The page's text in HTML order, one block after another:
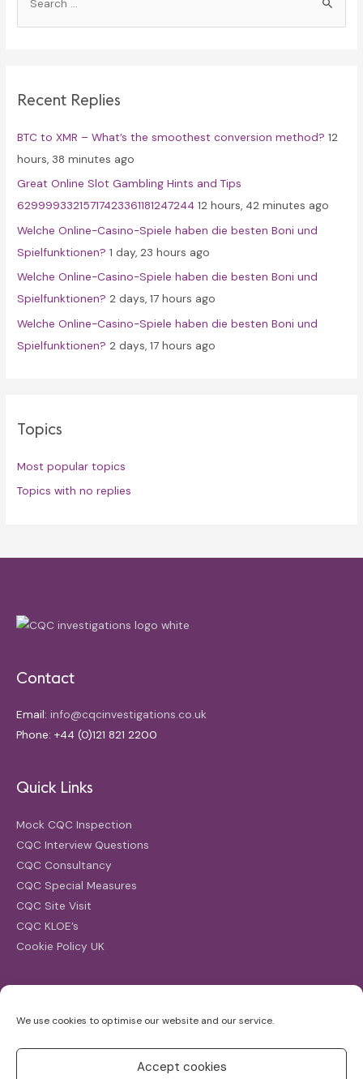
We use cookies to optimise our website and our service.
Accept cookies
h
o
r
:
Recent Replies
BTC to XMR – What’s the smoothest conversion method? 12
hours, 38 minutes ago
Great Online Slot Gambling Hints and Tips
62999933215717423361181247244 12 hours, 42 minutes ago
Welche Online-Casino-Spiele haben die besten Boni und
Spielfunktionen? 1 day, 23 hours ago
Welche Online-Casino-Spiele haben die besten Boni und
Spielfunktionen? 2 days, 17 hours ago
Welche Online-Casino-Spiele haben die besten Boni und
Spielfunktionen? 2 days, 17 hours ago
Topics
Most popular topics
Topics with no replies
Contact
Email: info@cqcinvestigations.co.uk
Phone: +44 (0)121 821 2200
Quick Links
Mock CQC Inspection
CQC Interview Questions
CQC Consultancy
CQC Special Measures
CQC Site Visit
CQC KLOE’s
Cookie Policy UK
for: